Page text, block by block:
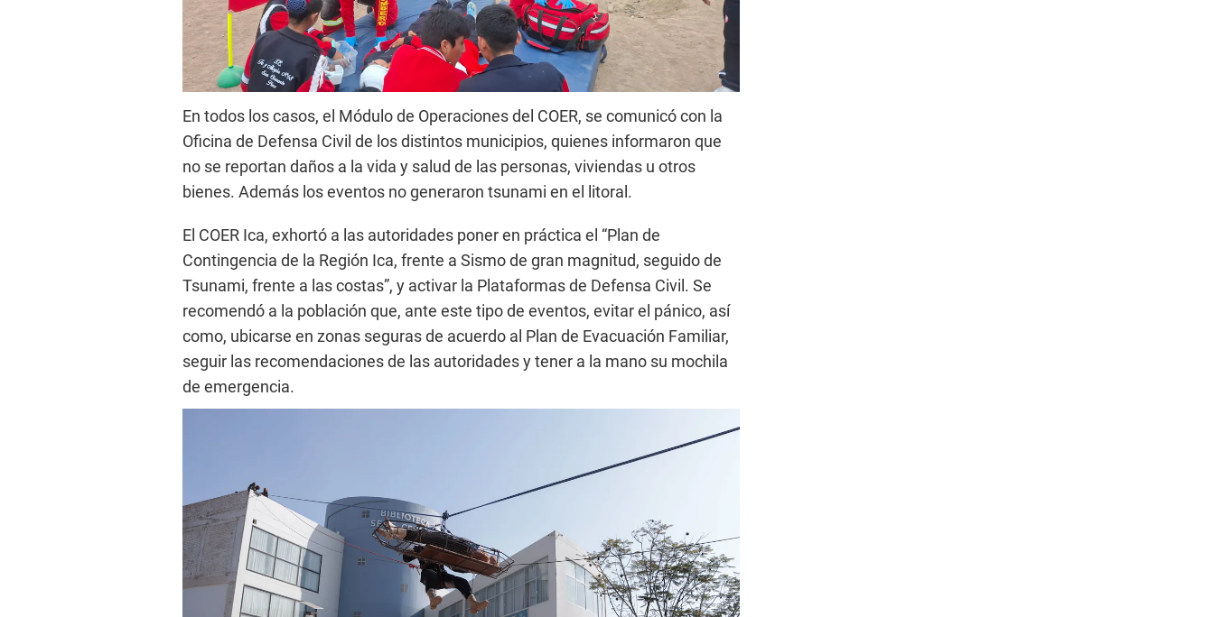
En todos los casos, el Módulo de Operaciones del COER, se comunicó con la
Oficina de Defensa Civil de los distintos municipios, quienes informaron que
no se reportan daños a la vida y salud de las personas, viviendas u otros
bienes. Además los eventos no generaron tsunami en el litoral.
El COER Ica, exhortó a las autoridades poner en práctica el “Plan de
Contingencia de la Región Ica, frente a Sismo de gran magnitud, seguido de
Tsunami, frente a las costas”, y activar la Plataformas de Defensa Civil. Se
recomendó a la población que, ante este tipo de eventos, evitar el pánico, así
como, ubicarse en zonas seguras de acuerdo al Plan de Evacuación Familiar,
seguir las recomendaciones de las autoridades y tener a la mano su mochila
de emergencia.